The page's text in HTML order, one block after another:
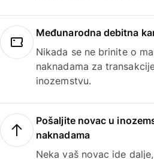
Međunarodna debitna
Nikada se ne brinite o
naknadama za
inozemstvu.
Pošaljite novac u
naknadama
Neka vaš novac ide